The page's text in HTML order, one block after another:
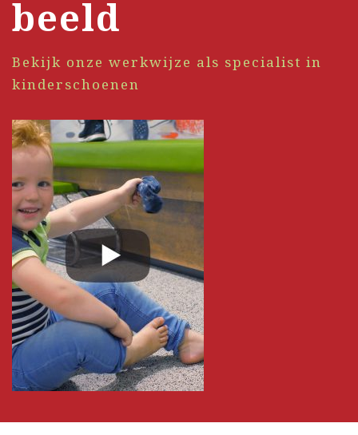
beeld
Bekijk onze werkwijze als specialist in
kinderschoenen